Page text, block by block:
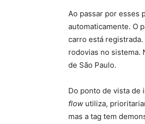
Ao passar por esses
automaticamente. O
carro está
rodovias no sistema.
de São Paulo.
Do ponto de vista de
flow utiliza,
mas a tag tem